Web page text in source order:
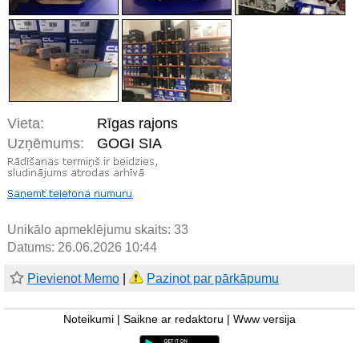
Vieta:
Rīgas rajons
Uzņēmums:
GOGI SIA
Unikālo apmeklējumu skaits: 33
Datums: 26.06.2026 10:44
Pievienot Memo Paziņot par pārkāpumu
Noteikumi Saikne ar redaktoru Www versija